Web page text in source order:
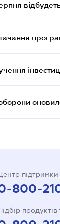
підтримки
800-
продуктів